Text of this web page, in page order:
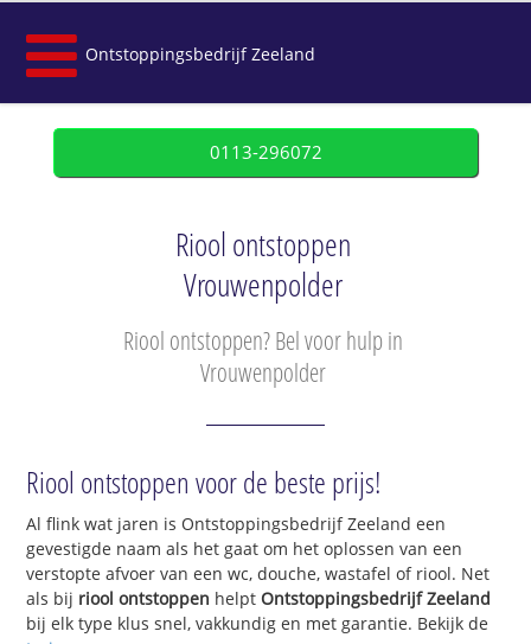
Ontstoppingsbedrijf Zeeland
0113-296072
Riool ontstoppen
Vrouwenpolder
Riool ontstoppen? Bel voor hulp in
Vrouwenpolder
Riool ontstoppen voor de beste prijs!
Al flink wat jaren is Ontstoppingsbedrijf Zeeland een
gevestigde naam als het gaat om het oplossen van een
verstopte afvoer van een wc, douche, wastafel of riool. Net
als bij riool ontstoppen helptOntstoppingsbedrijf Zeeland
bij elk type klus snel, vakkundig en met garantie. Bekijk de